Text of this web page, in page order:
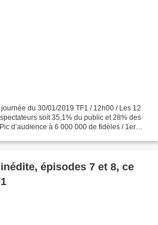
du 30/01/2019 TF1 / 12h00 / Les 12
soit 35,1% du public et 28% des
d’audience à 6 000 000 de fidèles / 1er
épisodes 7 et 8, ce